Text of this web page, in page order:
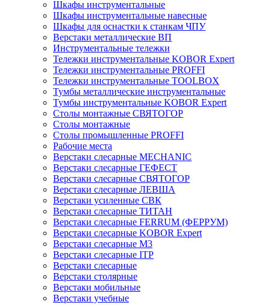
Шкафы инструментальные
Шкафы инструментальные навесные
Шкафы для оснастки к станкам ЧПУ
Верстаки металлические ВП
Инструментальные тележки
Тележки инструментальные KOBOR Expert
Тележки инструментальные PROFFI
Тележки инструментальные TOOLBOX
Тумбы металлические инструментальные
Тумбы инструментальные KOBOR Expert
Столы монтажные СВЯТОГОР
Столы монтажные
Столы промышленные PROFFI
Рабочие места
Верстаки слесарные MECHANIC
Верстаки слесарные ГЕФЕСТ
Верстаки слесарные СВЯТОГОР
Верстаки слесарные ЛЕВША
Верстаки усиленные СВК
Верстаки слесарные ТИТАН
Верстаки слесарные FERRUM (ФЕРРУМ)
Верстаки слесарные KOBOR Expert
Верстаки слесарные М3
Верстаки слесарные ITP
Верстаки слесарные
Верстаки столярные
Верстаки мобильные
Верстаки учебные